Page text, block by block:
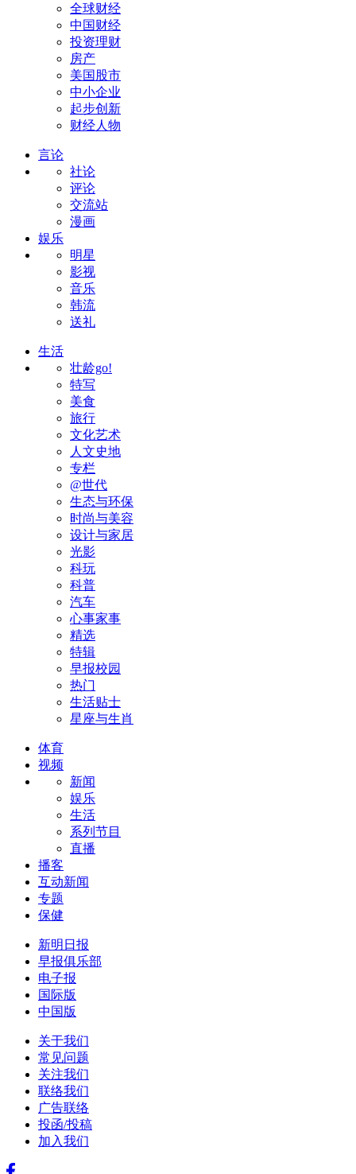
全球财经
中国财经
投资理财
房产
美国股市
中小企业
起步创新
财经人物
言论
社论
评论
交流站
漫画
娱乐
明星
影视
音乐
韩流
送礼
生活
壮龄go!
特写
美食
旅行
文化艺术
人文史地
专栏
@世代
生态与环保
时尚与美容
设计与家居
光影
科玩
科普
汽车
心事家事
精选
特辑
早报校园
热门
生活贴士
星座与生肖
体育
视频
新闻
娱乐
生活
系列节目
直播
播客
互动新闻
专题
保健
新明日报
早报俱乐部
电子报
国际版
中国版
关于我们
常见问题
关注我们
联络我们
广告联络
投函/投稿
加入我们